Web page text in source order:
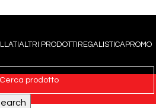
ALTRI PRODOTTI REGALISTICAPROMO